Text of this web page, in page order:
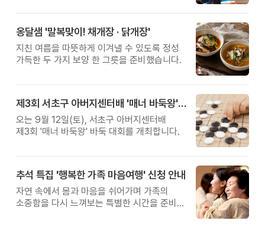
옹달샘 '말복맞이! 채개장 · 닭개장'
지친 여름을 따뜻하게 이겨낼 수 있도록 정성
가득한 두 가지 보양 한 그릇을 준비했습니다.
제3회 서초구 아버지센터배 '매너 바둑왕' 대회
오는 9월 12일(토), 서초구 아버지센터배
제3회 '매너 바둑왕' 바둑 대회를 개최합니다.
추석 특집 '행복한 가족 마음여행' 신청 안내
자연 속에서 몸과 마음을 쉬어가며 가족의
소중함을 다시 느껴보는 특별한 시간을 준비해